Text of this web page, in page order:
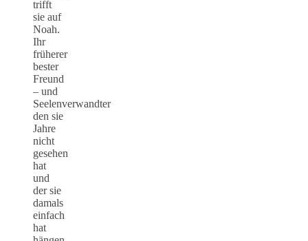
trifft
sie auf
Noah.
Ihr
früherer
bester
Freund
– und
Seelenverwandter
den sie
Jahre
nicht
gesehen
hat
und
der sie
damals
einfach
hat